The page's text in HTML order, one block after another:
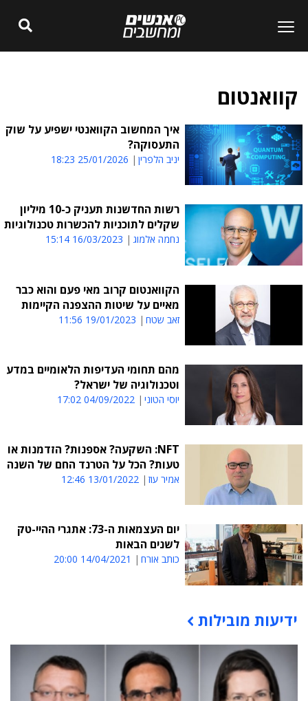
קוואנטום
איך המחשוב הקוואנטי ישפיע על שוק
התעסוקה?
יניב הלפרין 25/01/2026 18:23
רשות החדשנות תעניק כ-10 מיליון
שקלים לתוכניות להכשרות טכנולוגיות
נחמה אלמוג 16/03/2023 15:14
הקוואנטום קרוב מאי פעם והוא כבר
מאיים על שיטות ההצפנה הקיימות
זאב שטח 19/01/2023 11:56
מהם תחומי העדיפות הלאומיים במדע
וטכנולוגיה של ישראל?
יוסי הטוני 04/09/2022 17:02
NFT: השקעה? אספנות? הזדמנות או
טעות? הכל על הטרנד החם של השנה
אמיר עוז 13/01/2022 12:46
יום העצמאות ה-73: אתגרי ההיי-טק
לשנים הבאות
כותב אורח 14/04/2021 20:00
תוכן פרסומי
ידיעות מובילות